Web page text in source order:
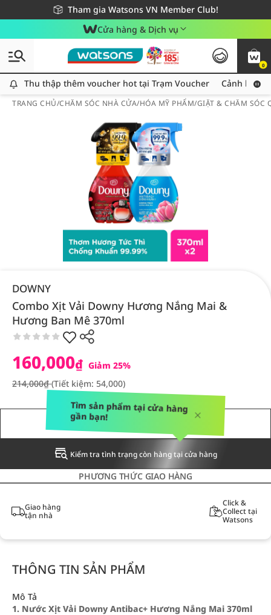
Tham gia Watsons VN Member Club!
Miễn phí giao hàng cho đơn hàng từ 249,000Đ
Giao hàng nhanh 24h - Áp dụng khu vực TP. Hồ Chí Minh
Cửa hàng & Dịch vụ
0
Thu thập thêm voucher hot tại Trạm Voucher
Thu thập thêm voucher hot tại Trạm Voucher Cảnh báo
TRANG CHỦ/CHĂM SÓC NHÀ CỬA/HÓA MỸ PHẨM/GIẶT & CHĂM SÓC
DOWNY
Combo Xịt Vải Downy Hương Nắng Mai &
Hương Ban Mê 370ml
160,000₫ Giảm 25%
214,000₫(Tiết kiệm: 54,000)
THÔNG BÁO CHO TÔI
Kiểm tra tình trạng còn hàng tại cửa hàng
Tìm sản phẩm tại cửa hàng
gần bạn!
PHƯƠNG THỨC GIAO HÀNG
Giao hàng
tận nhà
Click &
Collect tại
Watsons
THÔNG TIN SẢN PHẨM
Mô Tả
1. Nước Xịt Vải Downy Antibac+ Hương Nắng Mai 370ml